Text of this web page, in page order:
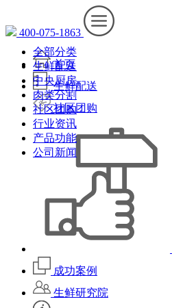
400-075-1863
首页
生鲜配送
社区团购
成功案例
生鲜研究院
全部分类
生鲜配送
中央厨房
肉类分割
社区团购
行业资讯
产品功能
公司新闻